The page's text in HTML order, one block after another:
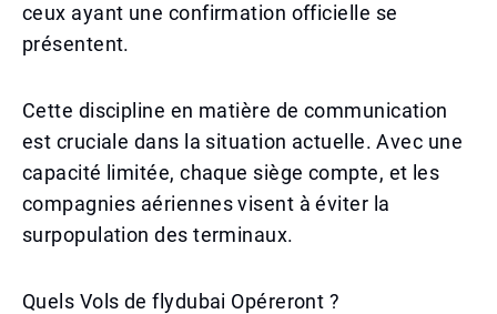
ceux ayant une confirmation officielle se
présentent.
Cette discipline en matière de communication
est cruciale dans la situation actuelle. Avec une
capacité limitée, chaque siège compte, et les
compagnies aériennes visent à éviter la
surpopulation des terminaux.
Quels Vols de flydubai Opéreront ?